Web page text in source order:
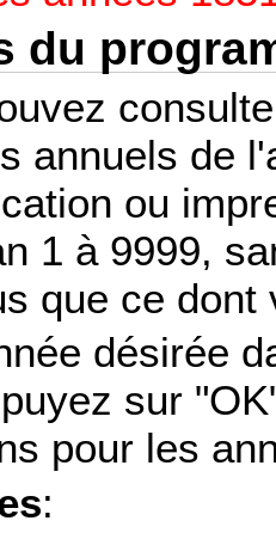
du
annuels de
ou
1 à 9999,
que ce dont
désirée
sur
pour les
: